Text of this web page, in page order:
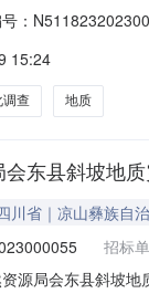
：
目号品目名称采
15:24
调查 地质
东县斜坡地
川省｜凉山彝族自
招标
源局会东县斜坡